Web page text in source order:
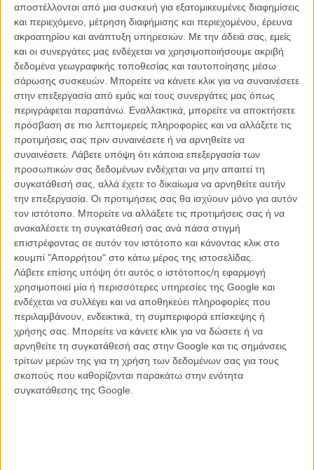
αποστέλλονται από μια συσκευή για εξατομικευμένες διαφημίσεις
και περιεχόμενο, μέτρηση διαφήμισης και περιεχομένου, έρευνα
ακροατηρίου και ανάπτυξη υπηρεσιών. Με την άδειά σας, εμείς
και οι συνεργάτες μας ενδέχεται να χρησιμοποιήσουμε ακριβή
δεδομένα γεωγραφικής τοποθεσίας και ταυτοποίησης μέσω
σάρωσης συσκευών. Μπορείτε να κάνετε κλικ για να συναινέσετε
στην επεξεργασία από εμάς και τους συνεργάτες μας όπως
περιγράφεται παραπάνω. Εναλλακτικά, μπορείτε να αποκτήσετε
πρόσβαση σε πιο λεπτομερείς πληροφορίες και να αλλάξετε τις
προτιμήσεις σας πριν συναινέσετε ή να αρνηθείτε να
συναινέσετε. Λάβετε υπόψη ότι κάποια επεξεργασία των
προσωπικών σας δεδομένων ενδέχεται να μην απαιτεί τη
συγκατάθεσή σας, αλλά έχετε το δικαίωμα να αρνηθείτε αυτήν
την επεξεργασία. Οι προτιμήσεις σας θα ισχύουν μόνο για αυτόν
τον ιστότοπο. Μπορείτε να αλλάξετε τις προτιμήσεις σας ή να
ανακαλέσετε τη συγκατάθεσή σας ανά πάσα στιγμή
επιστρέφοντας σε αυτόν τον ιστότοπο και κάνοντας κλικ στο
κουμπί "Απορρήτου" στο κάτω μέρος της ιστοσελίδας.
Λάβετε επίσης υπόψη ότι αυτός ο ιστότοπος/η εφαρμογή
χρησιμοποιεί μία ή περισσότερες υπηρεσίες της Google και
ενδέχεται να συλλέγει και να αποθηκεύει πληροφορίες που
περιλαμβάνουν, ενδεικτικά, τη συμπεριφορά επίσκεψης ή
χρήσης σας. Μπορείτε να κάνετε κλικ για να δώσετε ή να
αρνηθείτε τη συγκατάθεσή σας στην Google και τις σημάνσεις
τρίτων μερών της για τη χρήση των δεδομένων σας για τους
σκοπούς που καθορίζονται παρακάτω στην ενότητα
συγκατάθεσης της Google.
Στην αρχέγονη μάχη μεταξύ γάτας και σκύλου, ένα τρελαμένο
αιλουροειδές πάτησε πατούσα και το παρατράβηξε. Η Κίτι Γκαλόρ,
πρώην πράκτορας του οργανισμού αντικατασκοπείας των γατών
ΜΙΑΟΥ, αυτονομήθηκε και κατέστρωσε ένα διαβολικό σχέδιο που θα
γονατίσει όχι μόνο τους σκύλους, αλλά και τους πρώην
αιλουροειδείς συναδέλφους της, καθηλώνοντας όλο τον κόσμο υπό
τα γαμψά και ακονισμένα νύχια της. Αντιμέτωποι με την αναπάντεχη
και άνευ προηγουμένου απειλή, γάτες και σκύλοι θα πρέπει να
ενώσουν τις δυνάμεις τους για πρώτη φορά στην ιστορία,
σχηματίζοντας μια μάλλον απίθανη συμμαχία προκειμένου να
σώσουν τους εαυτούς τους και τους ανθρώπους.
Παραγωγή:Πόλι Τζόνσεν, Αντριου Λαζάρ
Σκηνοθεσία:Μπραντ Πέιτον
Σενάριο:Ρον Τζ. Φρίντμαν, Στιβ Μπένκιτς, Τζον Ρέκουα, Γκλεν Φικάρα
Φωτογραφία:Στίβεν Πόστερ
Μοντάζ:Τζούλι Ρότζερς
Μουσική:Κρίστοφερ Λένερτς
Με τις φωνές των:Γιάννη Τσιμιτσέλη, Δήμητρας Ματσκούκα, Αβας
Γαλανοπούλου
Διάρκεια: 83 λεπτά
Διανομή:
Village Films
ΠΟΥ ΠΑΙΖΕΤΑΙ;